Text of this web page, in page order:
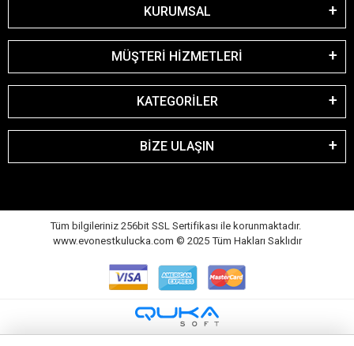
KURUMSAL
MÜŞTERİ HİZMETLERİ
KATEGORİLER
BİZE ULAŞIN
Tüm bilgileriniz 256bit SSL Sertifikası ile korunmaktadır.
www.evonestkulucka.com © 2025 Tüm Hakları Saklıdır